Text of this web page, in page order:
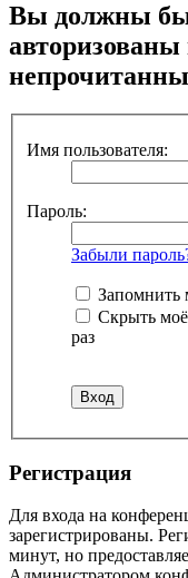
Вы должны
авторизованы
Имя пользователя:
Пароль:
Забыли
Запомнить
Скрыть
раз
Регистрация
Для входа на
зарегистрированы.
минут, но